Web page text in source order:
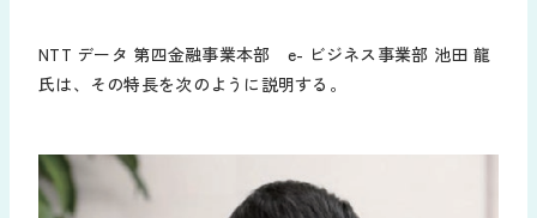
NTT データ 第四金融事業本部 e- ビジネス事業部 池田 龍
氏は、その特長を次のように説明する。